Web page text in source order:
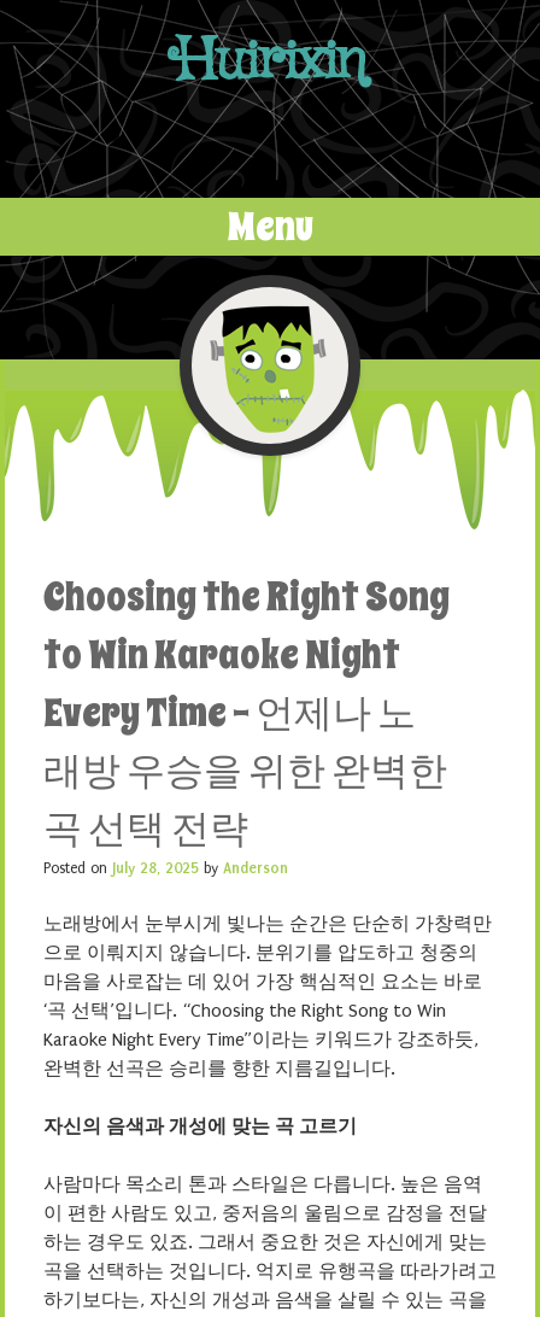
Huirixin
Menu
Skip to content
Choosing the Right Song
to Win Karaoke Night
Every Time – 언제나 노
래방 우승을 위한 완벽한
곡 선택 전략
Posted on July 28, 2025 by Anderson
노래방에서 눈부시게 빛나는 순간은 단순히 가창력만
으로 이뤄지지 않습니다. 분위기를 압도하고 청중의
마음을 사로잡는 데 있어 가장 핵심적인 요소는 바로
‘곡 선택’입니다. “Choosing the Right Song to Win
Karaoke Night Every Time”이라는 키워드가 강조하듯,
완벽한 선곡은 승리를 향한 지름길입니다.
자신의 음색과 개성에 맞는 곡 고르기
사람마다 목소리 톤과 스타일은 다릅니다. 높은 음역
이 편한 사람도 있고, 중저음의 울림으로 감정을 전달
하는 경우도 있죠. 그래서 중요한 것은 자신에게 맞는
곡을 선택하는 것입니다. 억지로 유행곡을 따라가려고
하기보다는, 자신의 개성과 음색을 살릴 수 있는 곡을